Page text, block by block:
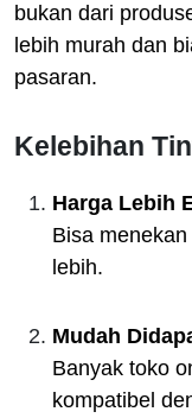
bukan dari
lebih murah dan
pasaran.
Kelebihan
Harga Lebih
Bisa
lebih.
Mudah
Banyak toko
kompatibel